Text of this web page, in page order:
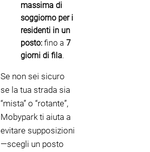
massima di
soggiorno per i
residenti in un
posto: fino a 7
giorni di fila.
Se non sei sicuro
se la tua strada sia
“mista” o “rotante”,
Mobypark ti aiuta a
evitare supposizioni
—scegli un posto